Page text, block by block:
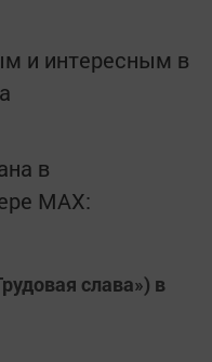
и интересным в
в
MАХ:
слава») в